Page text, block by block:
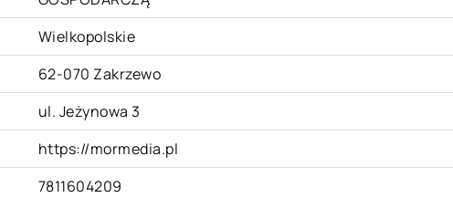
Wielkopolskie
62-070 Zakrzewo
ul. Jeżynowa 3
https://mormedia.pl
7811604209